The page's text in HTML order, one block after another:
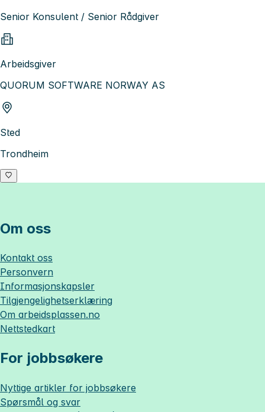
Senior Konsulent / Senior Rådgiver
Arbeidsgiver
QUORUM SOFTWARE NORWAY AS
Sted
Trondheim
Om oss
Kontakt oss
Personvern
Informasjonskapsler
Tilgjengelighetserklæring
Om arbeidsplassen.no
Nettstedkart
For jobbsøkere
Nyttige artikler for jobbsøkere
Spørsmål og svar